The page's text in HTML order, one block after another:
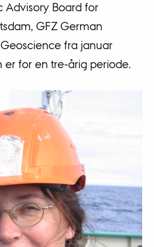
Advisory Board for
GFZ German
fra januar
for en tre-årig periode.